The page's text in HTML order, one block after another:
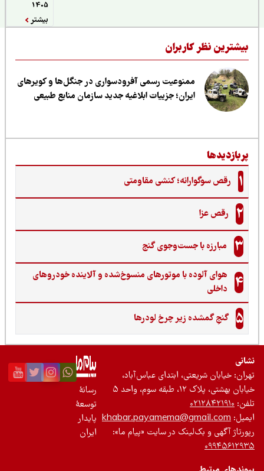
نظر کاربران
ممنوعیت رسمی آفرودسواری در جنگل‌ها و کویرهای
ایران؛ جزییات ابلاغیه جدید سازمان منابع طبیعی
رقص سوگوارانه؛ کنشی مقاومتی
رقص عزا
مبارزه با جست‌وجوی گنج‌
هوای آلوده با موتورهای منسوخ‌شده و آلاینده خودروهای
داخلی
گنجِ گمشده زیر چرخ لودرها
خیابان شریعتی، ابتدای عباس‌آباد،
بهشتی، پلاک ۱۲، طبقه سوم، واحد ۵
۰۲۱۲۸۴۲۱۹۱۰
khabar.payamema@gmail.com
آگهی و بک‌لینک در سایت «پیام ما»:
رسانۀ
توسعۀ
پایدار
ایران